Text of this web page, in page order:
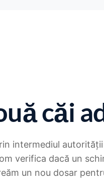
căi
intermediul
verifica dacă un
un nou dosar